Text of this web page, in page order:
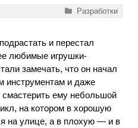
Рубрики
Разработки
и перестал
любимые игрушки-
замечать, что он начал
инструментам и даже
ему небольшой
на котором в хорошую
на улице, а в плохую — и в